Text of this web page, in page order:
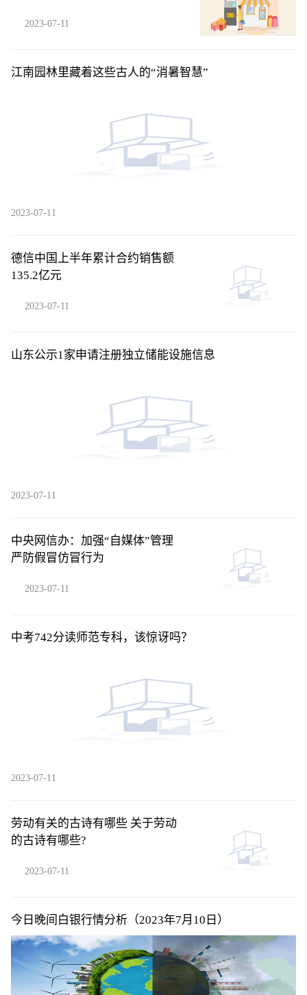
2023-07-11
江南园林里藏着这些古人的“消暑智慧”
2023-07-11
德信中国上半年累计合约销售额
135.2亿元
2023-07-11
山东公示1家申请注册独立储能设施信息
2023-07-11
中央网信办：加强“自媒体”管理
严防假冒仿冒行为
2023-07-11
中考742分读师范专科，该惊讶吗？
2023-07-11
劳动有关的古诗有哪些 关于劳动
的古诗有哪些?
2023-07-11
今日晚间白银行情分析（2023年7月10日）